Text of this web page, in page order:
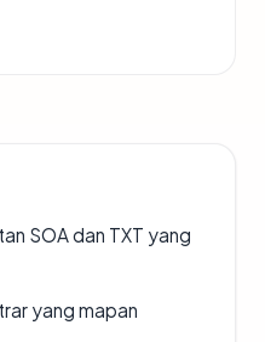
SOA dan TXT yang
yang mapan